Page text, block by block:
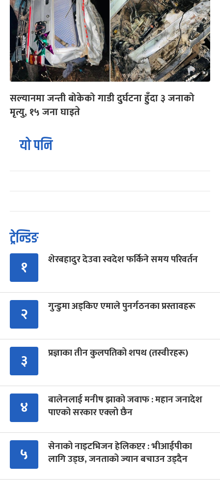
सल्यानमा जन्ती बोकेको गाडी दुर्घटना हुँदा ३ जनाको
मृत्यु, १५ जना घाइते
यो पनि
ट्रेन्डिङ
१ शेरबहादुर देउवा स्वदेश फर्किने समय परिवर्तन
२ गुन्डुमा अड्किए एमाले पुनर्गठनका प्रस्तावहरू
३ प्रज्ञाका तीन कुलपतिको शपथ (तस्वीरहरू)
४
बालेनलाई मनीष झाको जवाफ : महान जनादेश
पाएको सरकार एक्लो छैन
५
सेनाको नाइटभिजन हेलिकप्टर : भीआईपीका
लागि उड्छ, जनताको ज्यान बचाउन उड्दैन